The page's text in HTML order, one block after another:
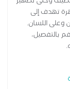
تهدف إلى
وعلى اللسان.
بالتفصيل،